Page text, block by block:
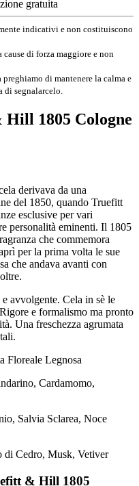
gratuita
indicativi e non costituiscono
di forza maggiore e non
di mantenere la calma e
di segnalarcelo.
Hill 1805 Cologne
derivava da una
del 1850, quando Truefitt
esclusive per vari
personalità eminenti. Il 1805
che commemora
per la prima volta le sue
che andava avanti con
avvolgente. Cela in sè le
e formalismo ma pronto
Una freschezza agrumata
Floreale Legnosa
Cardamomo,
Salvia Sclarea, Noce
di Cedro, Musk, Vetiver
& Hill 1805